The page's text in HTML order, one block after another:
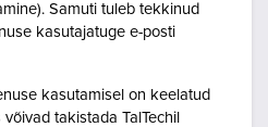
Samuti tuleb tekkinud
kasutajatuge e-posti
kasutamisel on keelatud
takistada TalTechil